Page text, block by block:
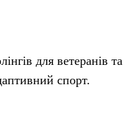
для ветеранів та
спорт.